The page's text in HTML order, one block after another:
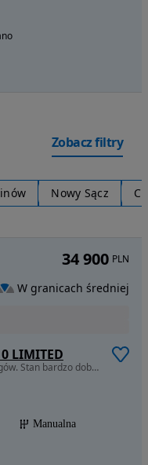
Zobacz filtry
Nowy Sącz
LIMITED
1461 cm3 • 110 KM • 1.5 dCi 110KM. 6 biegów. Stan bardzo dobry. Garażowany. Nawigacja GPS.
Manualna
34 900 PLN
W granicach średniej